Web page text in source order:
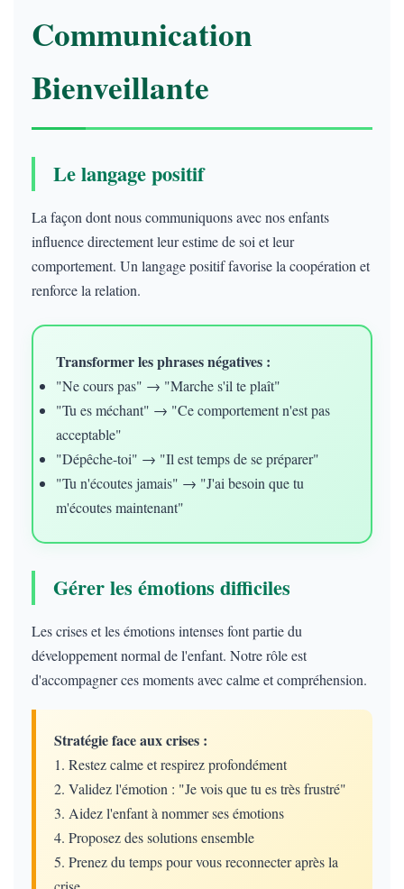
Communication
Bienveillante
Le langage positif
La façon dont nous communiquons avec nos enfants
influence directement leur estime de soi et leur
comportement. Un langage positif favorise la coopération et
renforce la relation.
Transformer les phrases négatives :
"Ne cours pas" → "Marche s'il te plaît"
"Tu es méchant" → "Ce comportement n'est pas
acceptable"
"Dépêche-toi" → "Il est temps de se préparer"
"Tu n'écoutes jamais" → "J'ai besoin que tu
m'écoutes maintenant"
Gérer les émotions difficiles
Les crises et les émotions intenses font partie du
développement normal de l'enfant. Notre rôle est
d'accompagner ces moments avec calme et compréhension.
Stratégie face aux crises :
1. Restez calme et respirez profondément
2. Validez l'émotion : "Je vois que tu es très frustré"
3. Aidez l'enfant à nommer ses émotions
4. Proposez des solutions ensemble
5. Prenez du temps pour vous reconnecter après la